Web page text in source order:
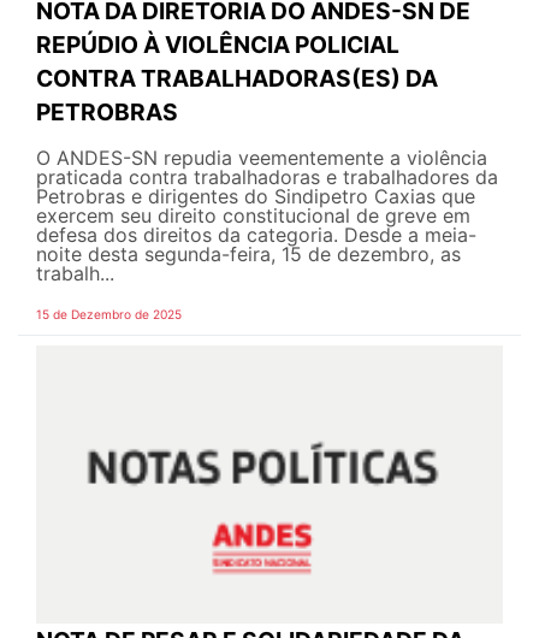
NOTA DA DIRETORIA DO ANDES-SN DE
REPÚDIO À VIOLÊNCIA POLICIAL
CONTRA TRABALHADORAS(ES) DA
PETROBRAS
O ANDES-SN repudia veementemente a violência
praticada contra trabalhadoras e trabalhadores da
Petrobras e dirigentes do Sindipetro Caxias que
exercem seu direito constitucional de greve em
defesa dos direitos da categoria. Desde a meia-
noite desta segunda-feira, 15 de dezembro, as
trabalh...
15 de Dezembro de 2025